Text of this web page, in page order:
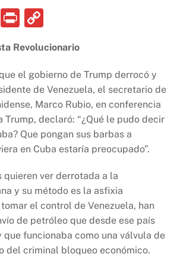
W P
nt p
y
Li
n
k
Revolucionario
el gobierno de Trump derrocó y
de Venezuela, el secretario de
Marco Rubio, en conferencia
Trump, declaró: “¿Qué le pudo decir
Que pongan sus barbas a
en Cuba estaría preocupado”.
quieren ver derrotada a la
y su método es la asfixia
el control de Venezuela, han
de petróleo que desde ese país
que funcionaba como una válvula de
del criminal bloqueo económico.